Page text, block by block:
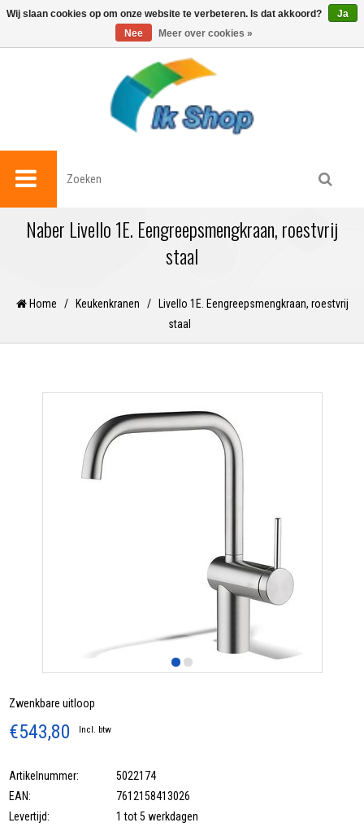
0
Naber Livello 1E. Eengreepsmengkraan, roestvrij
staal
Home / Keukenkranen /
Livello 1E. Eengreepsmengkraan, roestvrij
staal
Zwenkbare uitloop
€543,80 Incl. btw
Artikelnummer:
5022174
EAN:
7612158413026
Levertijd:
1 tot 5 werkdagen
Wij slaan cookies op om onze website te verbeteren. Is dat akkoord?
Ja
Nee
Meer over cookies »